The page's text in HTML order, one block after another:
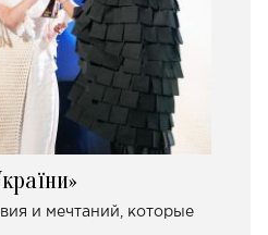
и мечтаний, которые